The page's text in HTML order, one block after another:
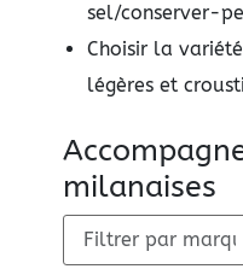
sel/conserver-
Choisir la
légères et
milanaises